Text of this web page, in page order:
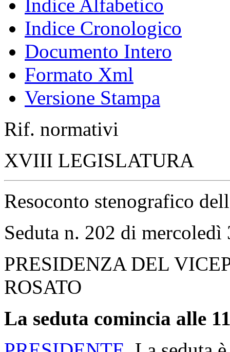
Indice Alfabetico
Indice Cronologico
Documento Intero
Formato Xml
Versione Stampa
Rif. normativi
XVIII LEGISLATURA
Resoconto stenografico
Seduta n. 202 di
PRESIDENZA DEL
ROSATO
La seduta comincia alle